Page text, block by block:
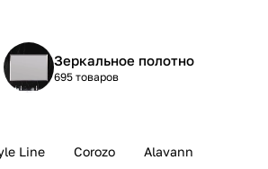
Зеркальное полотно
695 товаров
Line Corozo Alavann